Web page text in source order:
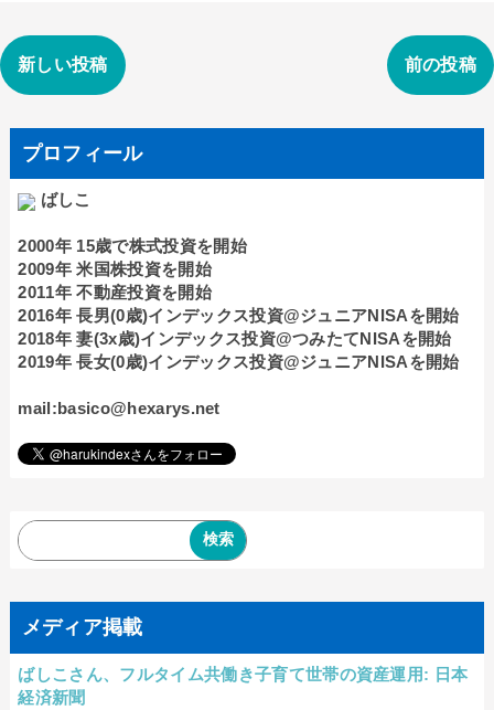
新しい投稿 前の投稿
プロフィール
ばしこ
2000年 15歳で株式投資を開始
2009年 米国株投資を開始
2011年 不動産投資を開始
2016年 長男(0歳)インデックス投資@ジュニアNISAを開始
2018年 妻(3x歳)インデックス投資@つみたてNISAを開始
2019年 長女(0歳)インデックス投資@ジュニアNISAを開始
mail:basico@hexarys.net
メディア掲載
ばしこさん、フルタイム共働き子育て世帯の資産運用: 日本
経済新聞